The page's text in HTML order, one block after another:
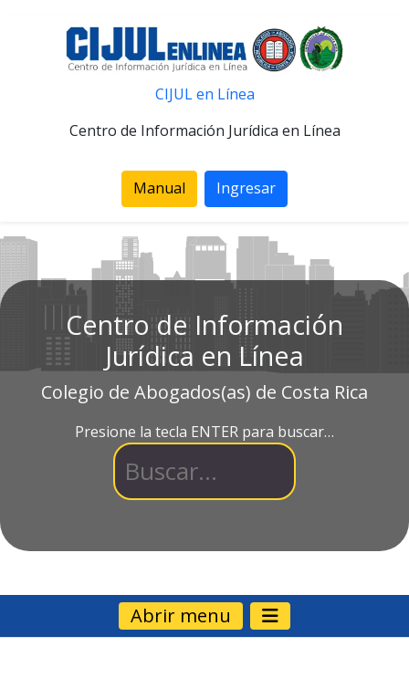
CIJUL en Línea
Centro de Información Jurídica en Línea
Manual Ingresar
Centro de Información
Jurídica en Línea
Colegio de Abogados(as) de Costa Rica
Presione la tecla ENTER para buscar…
Abrir menu